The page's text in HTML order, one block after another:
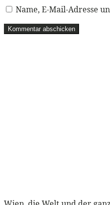
Name, E-Mail-Adresse